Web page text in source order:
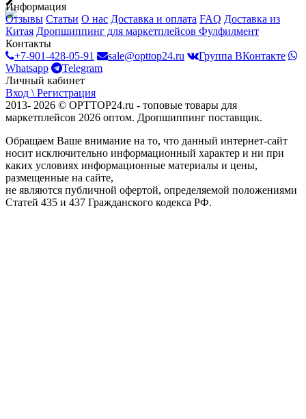
Информация
Отзывы Статьи О нас Доставка и оплата FAQ Доставка из
Китая Дропшиппинг для маркетплейсов Фулфилмент
Контакты
+7-901-428-05-91
sale@opttop24.ru
Группа ВКонтакте
Whatsapp
Telegram
Личный кабинет
Вход \ Регистрация
2013- 2026 © OPTTOP24.ru - топовые товары для
маркетплейсов 2026 оптом. Дропшиппинг поставщик.
Обращаем Ваше внимание на то, что данный интернет-сайт
носит исключительно информационный характер и ни при
каких условиях информационные материалы и цены,
размещенные на сайте,
не являются публичной офертой, определяемой положениями
Статей 435 и 437 Гражданского кодекса РФ.